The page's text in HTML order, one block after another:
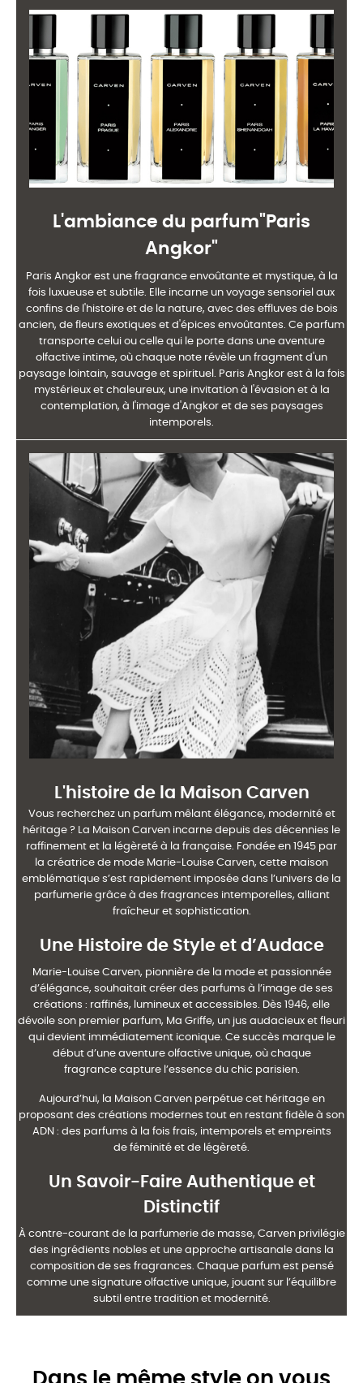
L'ambiance du parfum"Paris
Angkor"
Paris Angkor est une fragrance envoûtante et mystique, à la
fois luxueuse et subtile. Elle incarne un voyage sensoriel aux
confins de l'histoire et de la nature, avec des effluves de bois
ancien, de fleurs exotiques et d'épices envoûtantes. Ce parfum
transporte celui ou celle qui le porte dans une aventure
olfactive intime, où chaque note révèle un fragment d'un
paysage lointain, sauvage et spirituel. Paris Angkor est à la fois
mystérieux et chaleureux, une invitation à l'évasion et à la
contemplation, à l'image d'Angkor et de ses paysages
intemporels.
L'histoire de la Maison Carven
Vous recherchez un parfum mêlant élégance, modernité et
héritage ? La Maison Carven incarne depuis des décennies le
raffinement et la légèreté à la française. Fondée en 1945 par
la créatrice de mode Marie-Louise Carven, cette maison
emblématique s’est rapidement imposée dans l’univers de la
parfumerie grâce à des fragrances intemporelles, alliant
fraîcheur et sophistication.
Une Histoire de Style et d’Audace
Marie-Louise Carven, pionnière de la mode et passionnée
d’élégance, souhaitait créer des parfums à l’image de ses
créations : raffinés, lumineux et accessibles. Dès 1946, elle
dévoile son premier parfum, Ma Griffe, un jus audacieux et fleuri
qui devient immédiatement iconique. Ce succès marque le
début d’une aventure olfactive unique, où chaque
fragrance capture l’essence du chic parisien.
Aujourd’hui, la Maison Carven perpétue cet héritage en
proposant des créations modernes tout en restant fidèle à son
ADN : des parfums à la fois frais, intemporels et empreints
de féminité et de légèreté.
Un Savoir-Faire Authentique et
Distinctif
À contre-courant de la parfumerie de masse, Carven privilégie
des ingrédients nobles et une approche artisanale dans la
composition de ses fragrances. Chaque parfum est pensé
comme une signature olfactive unique, jouant sur l’équilibre
subtil entre tradition et modernité.